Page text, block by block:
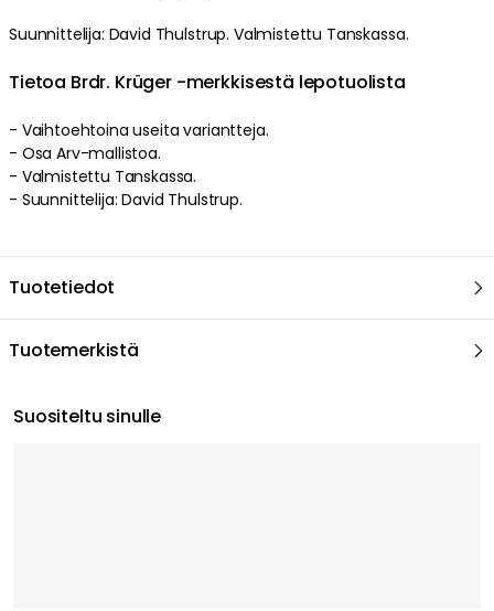
Suunnittelija: David Thulstrup. Valmistettu Tanskassa.
Tietoa Brdr. Krüger -merkkisestä lepotuolista
- Vaihtoehtoina useita variantteja.
- Osa Arv-mallistoa.
- Valmistettu Tanskassa.
- Suunnittelija: David Thulstrup.
Tuotetiedot
Tuotemerkistä
Suositeltu sinulle